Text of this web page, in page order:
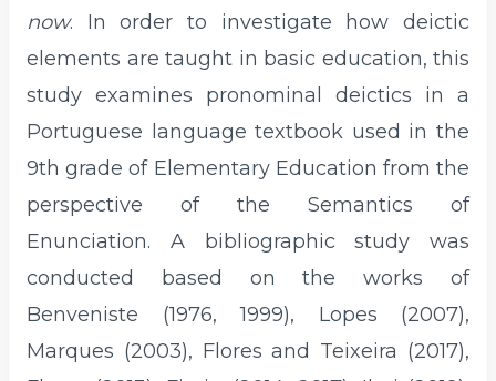
now. In order to investigate how deictic
elements are taught in basic education, this
study examines pronominal deictics in a
Portuguese language textbook used in the
9th grade of Elementary Education from the
perspective of the Semantics of
Enunciation. A bibliographic study was
conducted based on the works of
Benveniste (1976, 1999), Lopes (2007),
Marques (2003), Flores and Teixeira (2017),